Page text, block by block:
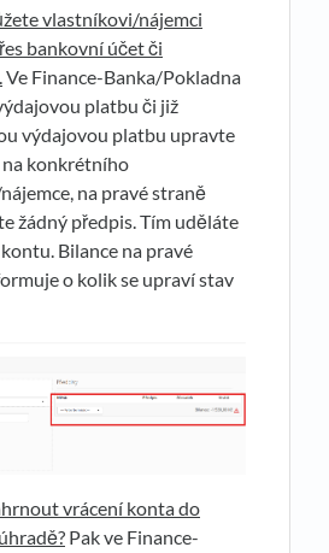
vlastníkovi/nájemci
bankovní účet či
Ve Finance-Banka/Pokladna
platbu či již
výdajovou platbu upravte
konkrétního
na pravé straně
žádný předpis. Tím uděláte
Bilance na pravé
o kolik se upraví stav
vrácení konta do
Pak ve Finance-